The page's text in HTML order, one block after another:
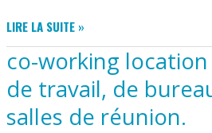
LIRE LA SUITE »
co-working location
de travail, de
salles de réunion.